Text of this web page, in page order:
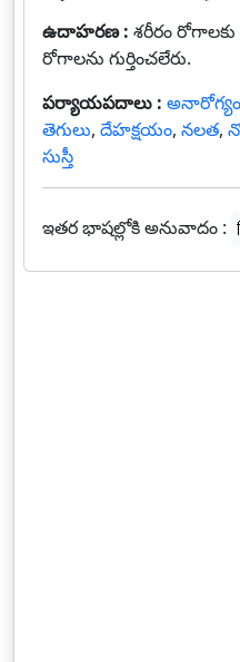
ఉదాహరణ : శరీరం రోగాలకు
రోగాలను గుర్తించలేరు.
పర్యాయపదాలు : అనారోగ్యం
తెగులు, దేహక్షయం, నలత,
సుస్తీ
ఇతర భాషల్లోకి అనువాదం :